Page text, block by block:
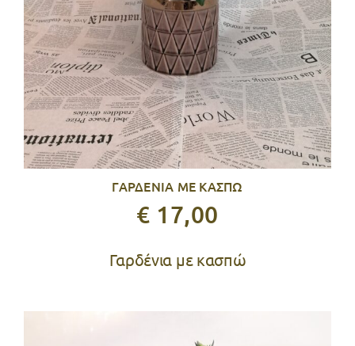
ΓΑΡΔΕΝΙΑ ΜΕ ΚΑΣΠΩ
€ 17,00
Γαρδένια με κασπώ